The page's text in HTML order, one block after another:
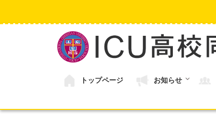
テ
トップページ お知らせ